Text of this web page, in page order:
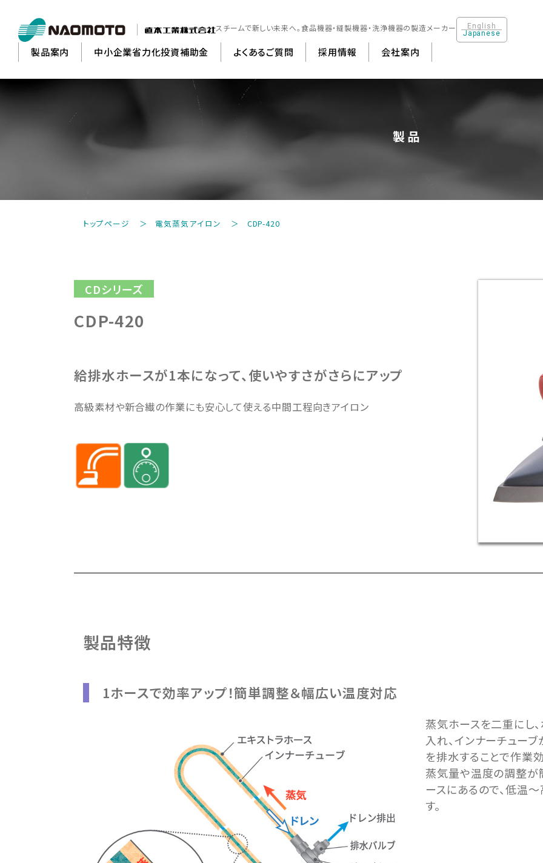
スチームで新しい未来へ。食品機器・縫製機器・洗浄機器の製造メーカー
English
Japanese
製品案内
食品機器 ・厨房機器 洗浄機器
中小企業省力化投資補助金 よくあるご質問 採用情報 会社案内
会社概要
製品
トップページ 電気蒸気アイロン CDP-420
CDシリーズ
CDP-420
給排水ホースが1本になって、使いやすさがさらにアップ
高級素材や新合繊の作業にも安心して使える中間工程向きアイロン
製品特徴
1ホースで効率アップ！簡単調整＆幅広い温度対応
蒸気ホースを二重にし
入れ、インナーチューブ
を排水することで作業
蒸気量や温度の調整が
ースにあるので、低温
す。